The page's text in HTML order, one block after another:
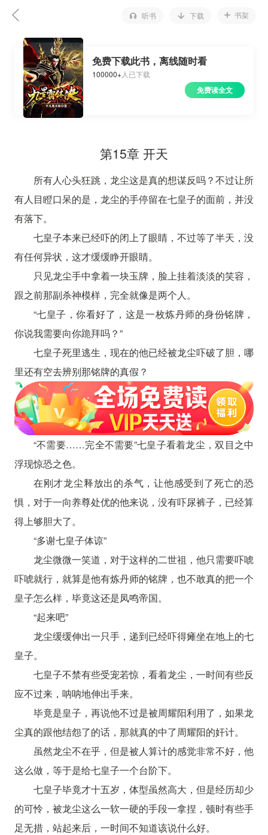
听书 下载 书架
免费下载此书，离线随时看
100000+人已下载
免费读全文
第15章 开天
所有人心头狂跳，龙尘这是真的想谋反吗？不过让所
有人目瞪口呆的是，龙尘的手停留在七皇子的面前，并没
有落下。
七皇子本来已经吓的闭上了眼睛，不过等了半天，没
有任何异状，这才缓缓睁开眼睛。
只见龙尘手中拿着一块玉牌，脸上挂着淡淡的笑容，
跟之前那副杀神模样，完全就像是两个人。
“七皇子，你看好了，这是一枚炼丹师的身份铭牌，
你说我需要向你跪拜吗？”
七皇子死里逃生，现在的他已经被龙尘吓破了胆，哪
里还有空去辨别那铭牌的真假？
“不需要……完全不需要”七皇子看着龙尘，双目之中
浮现惊恐之色。
在刚才龙尘释放出的杀气，让他感受到了死亡的恐
惧，对于一向养尊处优的他来说，没有吓尿裤子，已经算
得上够胆大了。
“多谢七皇子体谅”
龙尘微微一笑道，对于这样的二世祖，他只需要吓唬
吓唬就行，就算是他有炼丹师的铭牌，也不敢真的把一个
皇子怎么样，毕竟这还是凤鸣帝国。
“起来吧”
龙尘缓缓伸出一只手，递到已经吓得瘫坐在地上的七
皇子。
七皇子不禁有些受宠若惊，看着龙尘，一时间有些反
应不过来，呐呐地伸出手来。
毕竟是皇子，再说他不过是被周耀阳利用了，如果龙
尘真的跟他结怨了的话，那就真的中了周耀阳的奸计。
虽然龙尘不在乎，但是被人算计的感觉非常不好，他
这么做，等于是给七皇子一个台阶下。
七皇子毕竟才十五岁，体型虽然高大，但是经历却少
的可怜，被龙尘这么一软一硬的手段一拿捏，顿时有些手
足无措，站起来后，一时间不知道该说什么好。